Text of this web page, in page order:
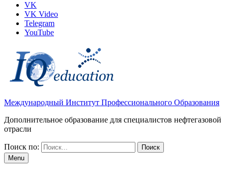
VK
VK Video
Telegram
YouTube
Международный Институт Профессионального Образования
Дополнительное образование для специалистов нефтегазовой
отрасли
Поиск по:
Menu